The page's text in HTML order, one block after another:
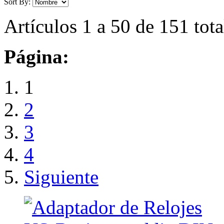
Artículos 1 a 50 de 151
Página:
1
2
3
4
Siguiente